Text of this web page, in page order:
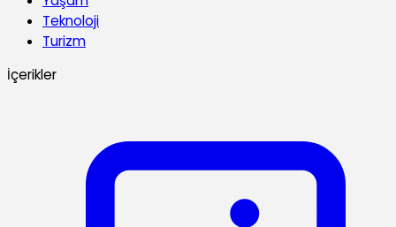
Teknoloji
Turizm
İçerikler